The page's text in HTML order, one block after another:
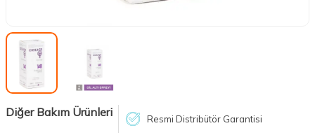
Diğer Bakım Ürünleri Resmi Distribütör Garantisi